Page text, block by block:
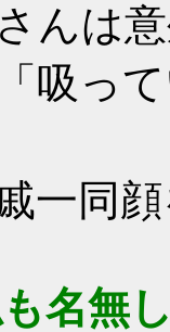
んは
吸っ
一同
名無